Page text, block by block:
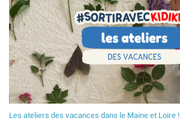
Les ateliers des vacances dans le Maine et Loire !